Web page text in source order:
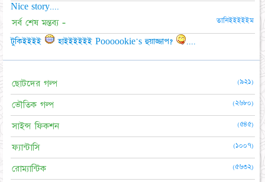
Nice story....
সর্ব শেষ মন্তব্য - তানিইইইইইম
টুকিইইইই হাইইইইইই Poooookie's হুয়াজ্জাপ?
ছোটদের গল্প (৯২১)
ভৌতিক গল্প (২৬৮০)
সাইন্স ফিকশন (৫৪৫)
ফ্যান্টাসি (১০০৭)
রোম্যান্টিক (৫৬৩২)